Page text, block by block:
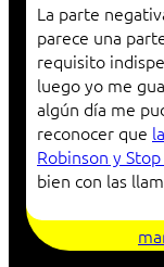
La parte
parece una
requisito
luego yo me
algún día me
reconocer que
Robinson y
bien con las